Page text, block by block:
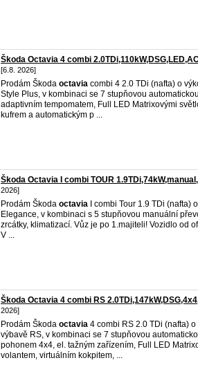
Škoda Octavia 4 combi
[6.8. 2026]
Prodám Škoda octavia combi 4 2.0 TDi (nafta) o
Style Plus, v kombinaci se 7 stupňovou
adaptivním tempomatem, Full LED Matrixovými
kufrem a automatickým p ...
Škoda Octavia I combi TOUR
2026]
Prodám Škoda octavia I combi Tour 1.9 TDi (nafta)
Elegance, v kombinaci s 5 stupňovou manuální
zrcátky, klimatizací. Vůz je po 1.majiteli! Vozidlo od
V ...
Škoda Octavia 4 combi RS
2026]
Prodám Škoda octavia 4 combi RS 2.0 TDi (nafta)
výbavě RS, v kombinaci se 7 stupňovou
pohonem 4x4, el. tažným zařízením, Full LED
volantem, virtuálním kokpitem, ...